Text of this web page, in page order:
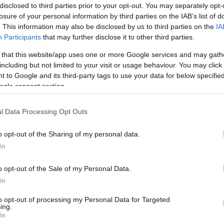
to third parties prior to your opt-out. You may separately
of your personal information by third parties on the IAB’s list of
This information may also be disclosed by us to third parties on the
Participants that may further disclose it to other third parties.
that this website/app uses one or more Google services and may
but not limited to your visit or usage behaviour. You may
to Google and its third-party tags to use your data for below
consent section.
Data Processing Opt Outs
opt-out of the Sharing of my personal data.
opt-out of the Sale of my Personal Data.
opt-out of processing my Personal Data for Targeted
23/OCT/24 17:14
Ο Γιάννης Σφαιρόπουλος ευχαρίστησε
Φίλιπ Πετρούσεφ στον Ερυθρό Αστέρα.
Τι δήλωσε κι ο...
Ερυθρός Αστέρας –
Μπασκόνια 78-71: Ο
Κάνααν πήρε το “όπλο”
του
Στο καλύτερο παιχνίδι του Αϊζέια
Κάνααν στην ομάδα, ο Ερυθρός
επικράτησε της Μπασκόνια (78-71)
στο...